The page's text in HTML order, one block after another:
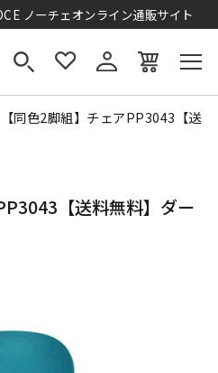
ノーチェオンライン通販サイト
【同色2脚組】チェアPP3043【送
【送料無料】ダー